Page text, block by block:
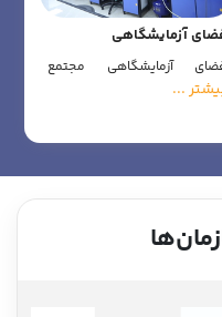
آزمایشگاهی
آزمایشگاهی مجتمع
بهشت آیین
...